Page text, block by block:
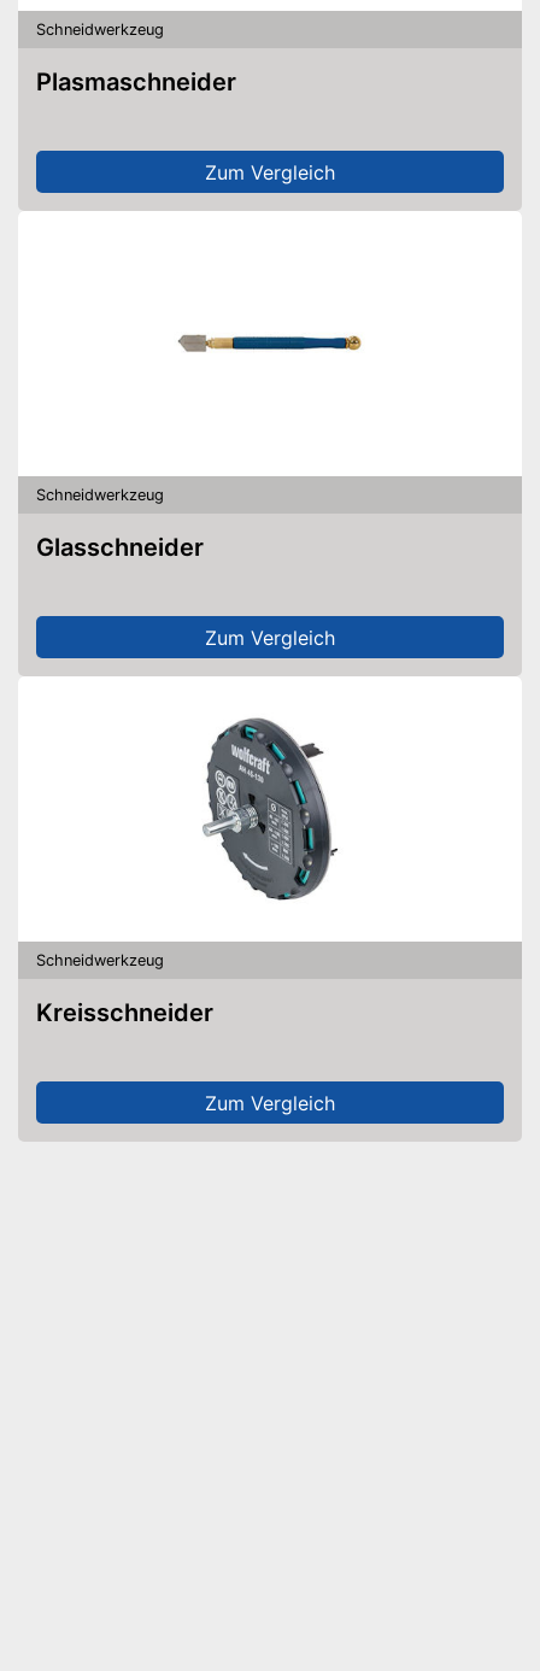
Schneidwerkzeug
Plasmaschneider
Zum Vergleich
Schneidwerkzeug
Glasschneider
Zum Vergleich
Schneidwerkzeug
Kreisschneider
Zum Vergleich